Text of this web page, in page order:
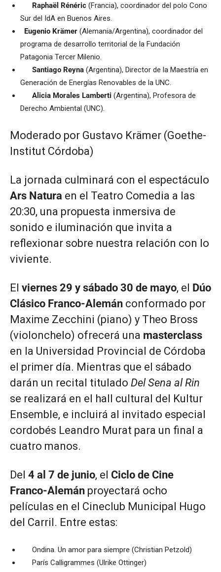
Raphaël Rénéric (Francia), coordinador del polo Cono
Sur del IdA en Buenos Aires.
Eugenio Krämer (Alemania/Argentina), coordinador del
programa de desarrollo territorial de la Fundación
Patagonia Tercer Milenio.
Santiago Reyna (Argentina), Director de la Maestría en
Generación de Energías Renovables de la UNC.
Alicia Morales Lamberti (Argentina), Profesora de
Derecho Ambiental (UNC).
Moderado por Gustavo Krämer (Goethe-
Institut Córdoba)
La jornada culminará con el espectáculo
Ars Natura en el Teatro Comedia a las
20:30, una propuesta inmersiva de
sonido e iluminación que invita a
reflexionar sobre nuestra relación con lo
viviente.
El viernes 29 y sábado 30 de mayo, el Dúo
Clásico Franco-Alemán conformado por
Maxime Zecchini (piano) y Theo Bross
(violonchelo) ofrecerá una masterclass
en la Universidad Provincial de Córdoba
el primer día. Mientras que el sábado
darán un recital titulado Del Sena al Rin
se realizará en el hall cultural del Kultur
Ensemble, e incluirá al invitado especial
cordobés Leandro Murat para un final a
cuatro manos.
Del 4 al 7 de junio, el Ciclo de Cine
Franco-Alemán proyectará ocho
películas en el Cineclub Municipal Hugo
del Carril. Entre estas:
Ondina. Un amor para siempre (Christian Petzold)
París Calligrammes (Ulrike Ottinger)